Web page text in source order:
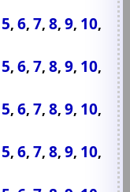
5,6,7,8,9, 10,
5,6,7,8,9, 10,
5,6,7,8,9, 10,
5,6,7,8,9, 10,